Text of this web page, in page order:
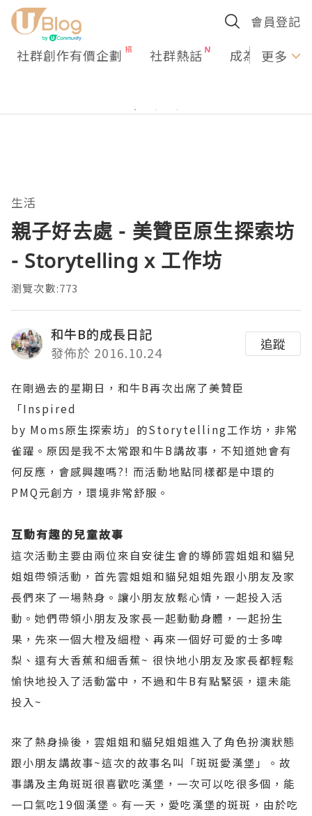
會員登記
社群創作有價企劃 社群熱話 成為U更多
生活
親子好去處 - 美贊臣原生探索坊
- Storytelling x 工作坊
瀏覽次數:773
和牛B的成長日記
發佈於 2016.10.24
追蹤
在剛過去的星期日，和牛B再次出席了美贊臣
「Inspired
by Moms原生探索坊」的Storytelling工作坊，非常
雀躍。原因是我不太常跟和牛B講故事，不知道她會有
何反應，會感興趣嗎?! 而活動地點同樣都是中環的
PMQ元創方，環境非常舒服。
互動有趣的兒童故事
這次活動主要由兩位來自安徒生會的導師雲姐姐和貓兒
姐姐帶領活動，首先雲姐姐和貓兒姐姐先跟小朋友及家
長們來了一場熱身。讓小朋友放鬆心情，一起投入活
動。她們帶領小朋友及家長一起動動身體，一起扮生
果，先來一個大橙及細橙、再來一個好可愛的士多啤
梨、還有大香蕉和細香蕉~ 很快地小朋友及家長都輕鬆
愉快地投入了活動當中，不過和牛B有點緊張，還未能
投入 ~
來了熱身操後，雲姐姐和貓兒姐姐進入了角色扮演狀態
跟小朋友講故事~這次的故事名叫「斑斑愛漢堡」。故
事講及主角斑斑很喜歡吃漢堡，一次可以吃很多個，能
一口氣吃19個漢堡。有一天，愛吃漢堡的斑斑，由於吃